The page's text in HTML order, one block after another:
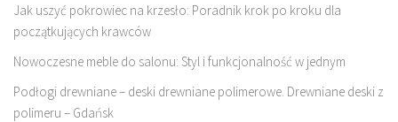
Jak uszyć pokrowiec na krzesło: Poradnik krok po kroku dla
początkujących krawców
Nowoczesne meble do salonu: Styl i funkcjonalność w jednym
Podłogi drewniane – deski drewniane polimerowe. Drewniane deski z
polimeru – Gdańsk